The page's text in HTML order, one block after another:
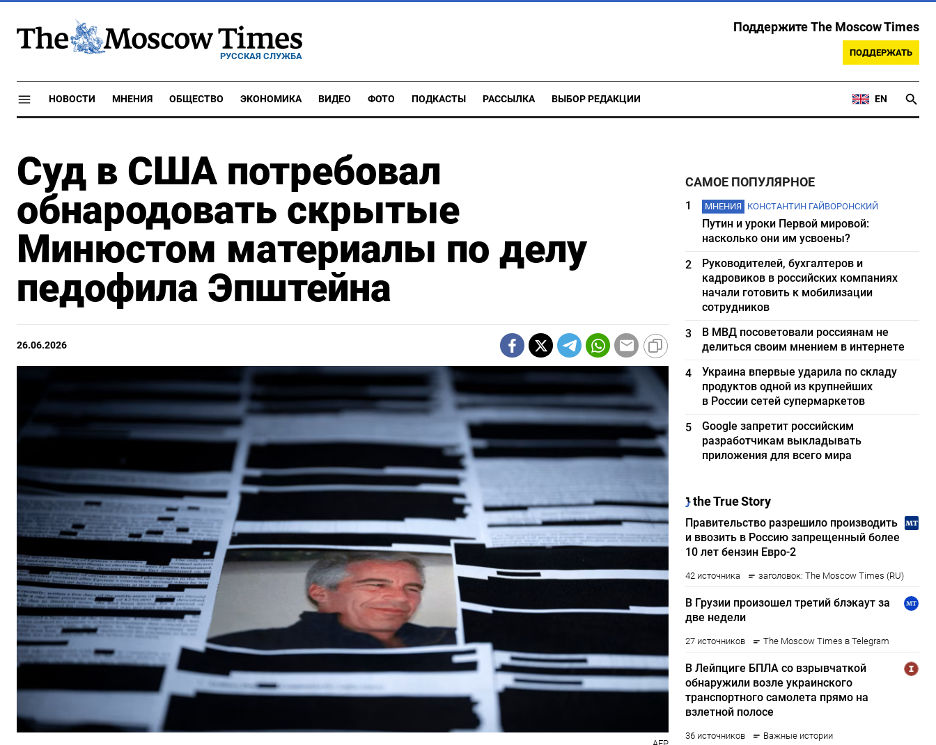
РУССКАЯ СЛУЖБА
Поддержите The Moscow Times
ПОДДЕРЖАТЬ
НОВОСТИ МНЕНИЯ ОБЩЕСТВО ЭКОНОМИКА ВИДЕО ФОТО ПОДКАСТЫ РАССЫЛКА ВЫБОР РЕДАКЦИИ EN
Суд в США потребовал
обнародовать скрытые
Минюстом материалы по делу
педофила Эпштейна
26.06.2026
САМОЕ ПОПУЛЯРНОЕ
1 МНЕНИЯ КОНСТАНТИН ГАЙВОРОНСКИЙ
Путин и уроки Первой мировой:
насколько они им усвоены?
2
Руководителей, бухгалтеров и
кадровиков в российских компаниях
начали готовить к мобилизации
сотрудников
3
В МВД посоветовали россиянам не
делиться своим мнением в интернете
4
Украина впервые ударила по складу
продуктов одной из крупнейших
в России сетей супермаркетов
5
Google запретит российским
разработчикам выкладывать
приложения для всего мира